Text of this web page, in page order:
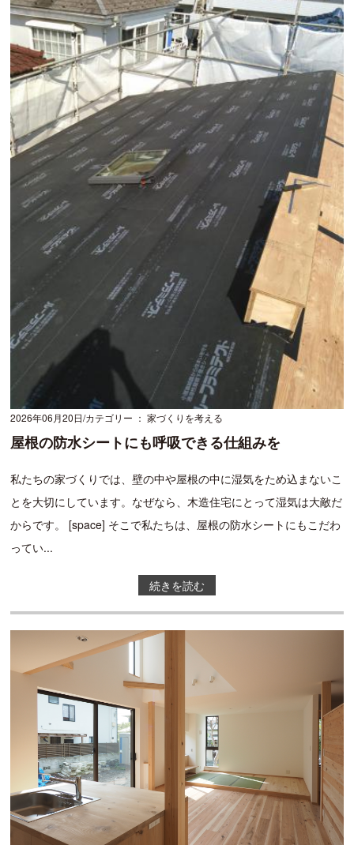
2026年06月20日カテゴリー ： 家づくりを考える
屋根の防水シートにも呼吸できる仕組みを
私たちの家づくりでは、壁の中や屋根の中に湿気をため込まないこ
とを大切にしています。なぜなら、木造住宅にとって湿気は大敵だ
からです。 [space] そこで私たちは、屋根の防水シートにもこだわ
ってい...
続きを読む